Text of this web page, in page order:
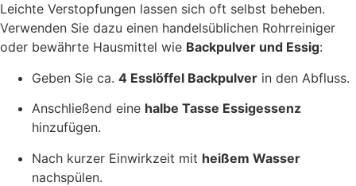
Leichte Verstopfungen lassen sich oft selbst beheben.
Verwenden Sie dazu einen handelsüblichen Rohrreiniger
oder bewährte Hausmittel wie Backpulver und Essig:
Geben Sie ca. 4 Esslöffel Backpulver in den Abfluss.
Anschließend eine halbe Tasse Essigessenz
hinzufügen.
Nach kurzer Einwirkzeit mit heißem Wasser
nachspülen.